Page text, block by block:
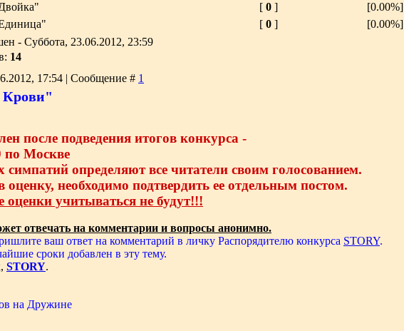
[ 0 ]
[0.00%]
[ 0 ]
[0.00%]
- Суббота, 23.06.2012, 23:59
14
17:54 | Сообщение # 1
Крови"
после подведения итогов конкурса -
по Москве
симпатий определяют все читатели своим голосованием.
необходимо подтвердить ее отдельным постом.
учитываться не будут!!!
отвечать на комментарии и вопросы анонимно.
ваш ответ на комментарий в личку Распорядителю конкурса STORY.
сроки добавлен в эту тему.
STORY.
на Дружине